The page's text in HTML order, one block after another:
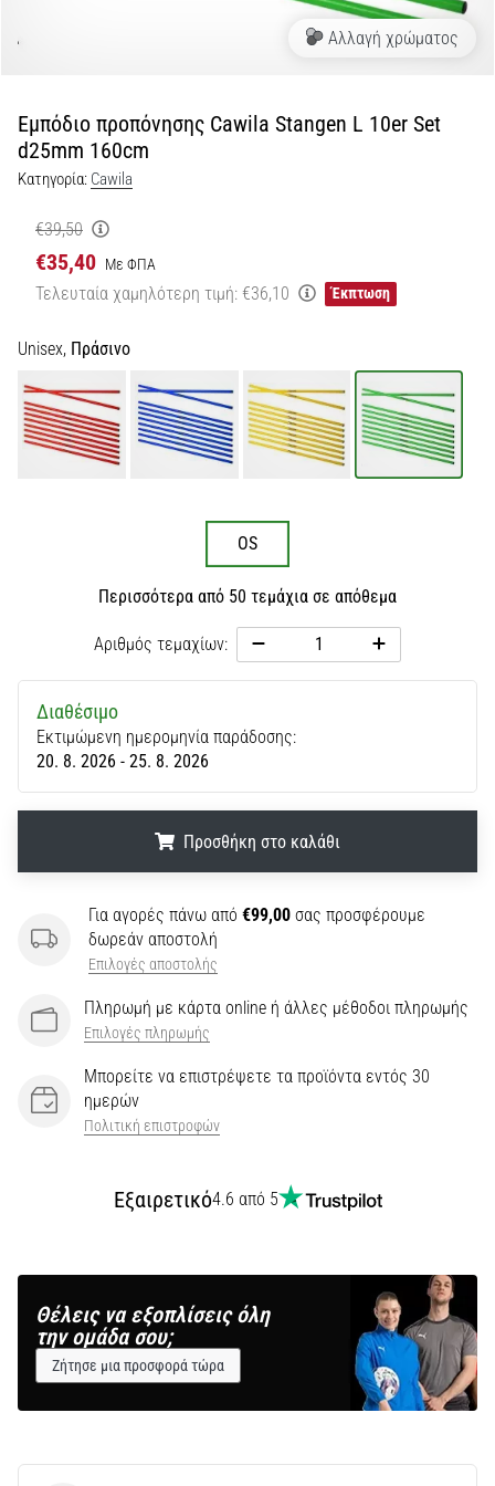
άρθρων
Αλλαγή χρώματος
Εμπόδιο προπόνησης Cawila Stangen L 10er Set
d25mm 160cm
Κατηγορία: Cawila
€39,50
€35,40 Με ΦΠΑ
Τελευταία χαμηλότερη τιμή: €36,10 Έκπτωση
Unisex, Πράσινο
OS
Περισσότερα από 50 τεμάχια σε απόθεμα
Αριθμός τεμαχίων:
Διαθέσιμο
Εκτιμώμενη ημερομηνία παράδοσης:
20. 8. 2026 - 25. 8. 2026
Προσθήκη στο καλάθι
Για αγορές πάνω από €99,00 σας προσφέρουμε
δωρεάν αποστολή
Επιλογές αποστολής
Πληρωμή με κάρτα online ή άλλες μέθοδοι πληρωμής
Επιλογές πληρωμής
Μπορείτε να επιστρέψετε τα προϊόντα εντός 30
ημερών
Πολιτική επιστροφών
Εξαιρετικό4.6 από 5
Θέλεις να εξοπλίσεις όλη
την ομάδα σου;
Ζήτησε μια προσφορά τώρα